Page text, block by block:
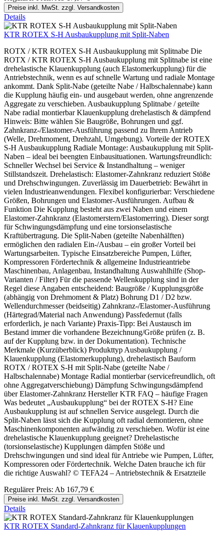
Preise inkl. MwSt. zzgl. Versandkosten
Details
KTR ROTEX S-H Ausbaukupplung mit Split-Naben
ROTX / KTR ROTEX S-H Ausbaukupplung mit Splitnabe Die
ROTX / KTR ROTEX S-H Ausbaukupplung mit Splitnabe ist eine
drehelastische Klauenkupplung (auch Elastomerkupplung) für die
Antriebstechnik, wenn es auf schnelle Wartung und radiale Montage
ankommt. Dank Split-Nabe (geteilte Nabe / Halbschalennabe) kann
die Kupplung häufig ein- und ausgebaut werden, ohne angrenzende
Aggregate zu verschieben. Ausbaukupplung Splitnabe / geteilte
Nabe radial montierbar Klauenkupplung drehelastisch & dämpfend
Hinweis: Bitte wählen Sie Baugröße, Bohrungen und ggf.
Zahnkranz-/Elastomer-Ausführung passend zu Ihrem Antrieb
(Welle, Drehmoment, Drehzahl, Umgebung). Vorteile der ROTEX
S-H Ausbaukupplung Radiale Montage: Ausbaukupplung mit Split-
Naben – ideal bei beengten Einbausituationen. Wartungsfreundlich:
Schneller Wechsel bei Service & Instandhaltung – weniger
Stillstandszeit. Drehelastisch: Elastomer-Zahnkranz reduziert Stöße
und Drehschwingungen. Zuverlässig im Dauerbetrieb: Bewährt in
vielen Industrieanwendungen. Flexibel konfigurierbar: Verschiedene
Größen, Bohrungen und Elastomer-Ausführungen. Aufbau &
Funktion Die Kupplung besteht aus zwei Naben und einem
Elastomer-Zahnkranz (Elastomerstern/Elastomerring). Dieser sorgt
für Schwingungsdämpfung und eine torsionselastische
Kraftübertragung. Die Split-Naben (geteilte Nabenhälften)
ermöglichen den radialen Ein-/Ausbau – ein großer Vorteil bei
Wartungsarbeiten. Typische Einsatzbereiche Pumpen, Lüfter,
Kompressoren Fördertechnik & allgemeine Industrieantriebe
Maschinenbau, Anlagenbau, Instandhaltung Auswahlhilfe (Shop-
Varianten / Filter) Für die passende Wellenkupplung sind in der
Regel diese Angaben entscheidend: Baugröße / Kupplungsgröße
(abhängig von Drehmoment & Platz) Bohrung D1 / D2 bzw.
Wellendurchmesser (beidseitig) Zahnkranz-/Elastomer-Ausführung
(Härtegrad/Material nach Anwendung) Passfedernut (falls
erforderlich, je nach Variante) Praxis-Tipp: Bei Austausch im
Bestand immer die vorhandene Bezeichnung/Größe prüfen (z. B.
auf der Kupplung bzw. in der Dokumentation). Technische
Merkmale (Kurzüberblick) Produkttyp Ausbaukupplung /
Klauenkupplung (Elastomerkupplung), drehelastisch Bauform
ROTX / ROTEX S-H mit Split-Nabe (geteilte Nabe /
Halbschalennabe) Montage Radial montierbar (servicefreundlich, oft
ohne Aggregatverschiebung) Dämpfung Schwingungsdämpfend
über Elastomer-Zahnkranz Hersteller KTR FAQ – häufige Fragen
Was bedeutet „Ausbaukupplung“ bei der ROTEX S-H? Eine
Ausbaukupplung ist auf schnellen Service ausgelegt. Durch die
Split-Naben lässt sich die Kupplung oft radial demontieren, ohne
Maschinenkomponenten aufwändig zu verschieben. Wofür ist eine
drehelastische Klauenkupplung geeignet? Drehelastische
(torsionselastische) Kupplungen dämpfen Stöße und
Drehschwingungen und sind ideal für Antriebe wie Pumpen, Lüfter,
Kompressoren oder Fördertechnik. Welche Daten brauche ich für
die richtige Auswahl? © TEFA24 – Antriebstechnik & Ersatzteile
Regulärer Preis: Ab 167,79 €
Preise inkl. MwSt. zzgl. Versandkosten
Details
KTR ROTEX Standard-Zahnkranz für Klauenkupplungen